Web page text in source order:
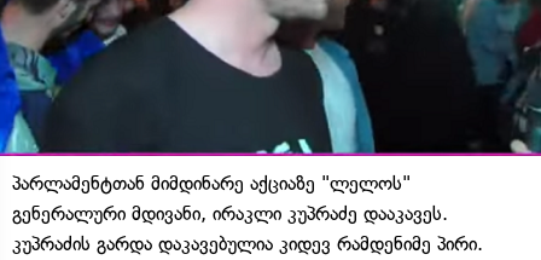
პარლამენტთან მიმდინარე აქციაზე "ლელოს"
გენერალური მდივანი, ირაკლი კუპრაძე დააკავეს.
კუპრაძის გარდა დაკავებულია კიდევ რამდენიმე პირი.